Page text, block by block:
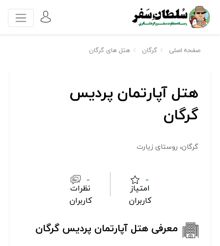
صفحه اصلی گرگان هتل های گرگان
هتل آپارتمان پردیس
گرگان
گرگان، روستای زیارت
-
امتیاز
کاربران
-
نظرات
کاربران
معرفی هتل آپارتمان پردیس گرگان